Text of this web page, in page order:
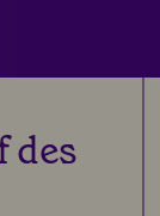
des